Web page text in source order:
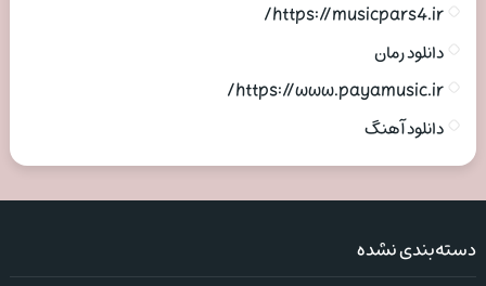
https://musicpars4.ir/
دانلود رمان
https://www.payamusic.ir/
دانلود آهنگ
دسته‌بندی نشده